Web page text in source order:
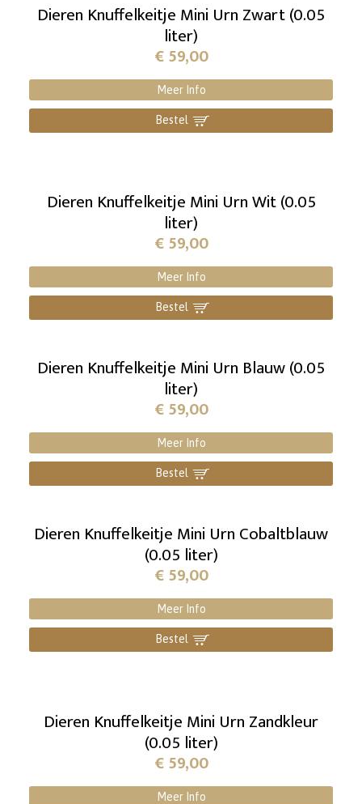
Dieren Knuffelkeitje Mini Urn Zwart (0.05
liter)
€59,00
Meer Info
Bestel ]
Dieren Knuffelkeitje Mini Urn Wit (0.05
liter)
€59,00
Meer Info
Bestel ]
Dieren Knuffelkeitje Mini Urn Blauw (0.05
liter)
€59,00
Meer Info
Bestel ]
Dieren Knuffelkeitje Mini Urn Cobaltblauw
(0.05 liter)
€59,00
Meer Info
Bestel ]
Dieren Knuffelkeitje Mini Urn Zandkleur
(0.05 liter)
€59,00
Meer Info